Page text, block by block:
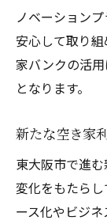
ノベーション
安心して取り
家バンクの活
となります。
新たな空き家
東大阪市で進
変化をもたら
ース化やビジ